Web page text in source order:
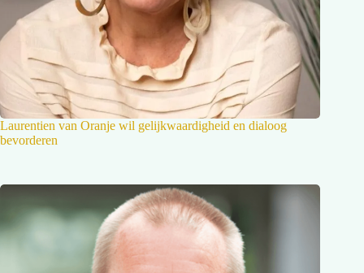
Laurentien van Oranje wil gelijkwaardigheid en dialoog
bevorderen